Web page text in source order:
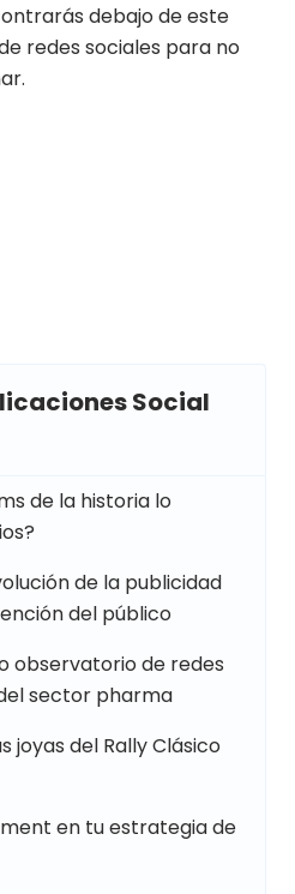
debajo de este
redes sociales para no
Social
de la historia lo
de la publicidad
del público
observatorio de redes
sector pharma
joyas del Rally Clásico
en tu estrategia de